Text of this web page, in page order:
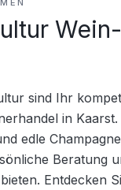
sind Ihr
in
edle
Beratung
Entdecken